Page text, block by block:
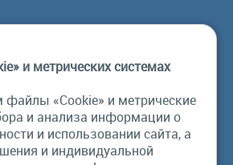
84/32, корп 1
и метрических системах
«Cookie» и метрические
и анализа информации о
и использовании сайта, а
и индивидуальной